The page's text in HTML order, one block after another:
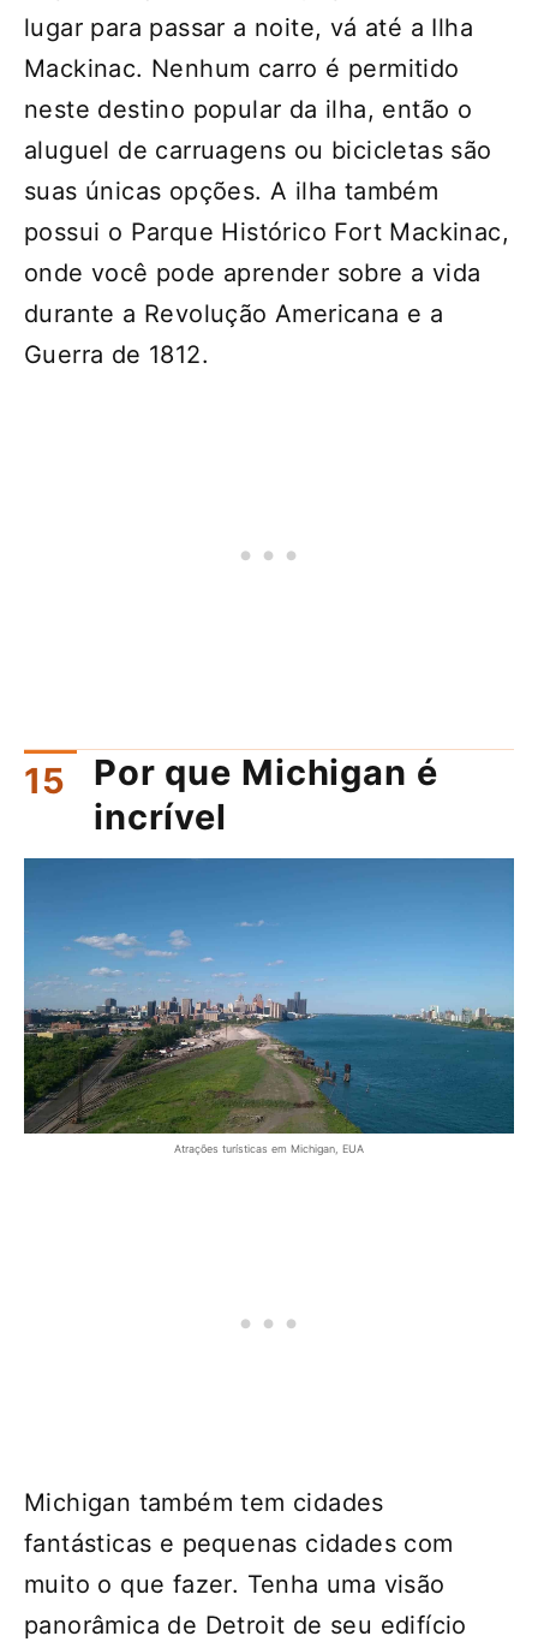
lugar para passar a noite, vá até a Ilha
Mackinac. Nenhum carro é permitido
neste destino popular da ilha, então o
aluguel de carruagens ou bicicletas são
suas únicas opções. A ilha também
possui o Parque Histórico Fort Mackinac,
onde você pode aprender sobre a vida
durante a Revolução Americana e a
Guerra de 1812.
Por que Michigan é
incrível
Atrações turísticas em Michigan, EUA
Michigan também tem cidades
fantásticas e pequenas cidades com
muito o que fazer. Tenha uma visão
panorâmica de Detroit de seu edifício